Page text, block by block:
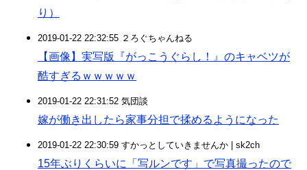
り）
2019-01-22 22:32:55 ２ろぐちゃんねる
【画像】実写版『がっこうぐらし！』のキャベツが
酷すぎるｗｗｗｗｗ
2019-01-22 22:31:52 気団談
嫁が働き出したら家事分担で揉めるようになった
2019-01-22 22:30:59 すかっとしていきませんか | sk2ch
15年ぶりくらいに「写ルンです」で写真撮ったので